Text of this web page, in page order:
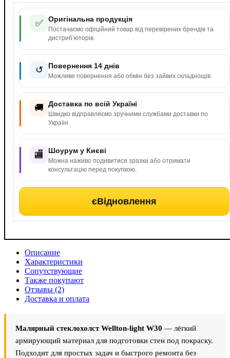
✅ Оригінальна продукція
Постачаємо офіційний товар від перевірених брендів та
дистриб’юторів.
↺ Повернення 14 днів
Можливе повернення або обмін без зайвих складнощів.
🚚 Доставка по всій Україні
Швидко відправляємо зручними службами доставки по
Україні.
🏬 Шоурум у Києві
Можна наживо подивитися зразки або отримати
консультацію перед покупкою.
єВідновлення
Описание
Характеристики
Сопутствующие
Также покупают
Отзывы (2)
Доставка и оплата
Малярный стеклохолст Wellton-light W30 — лёгкий
армирующий материал для подготовки стен под покраску.
Подходит для простых задач и быстрого ремонта без